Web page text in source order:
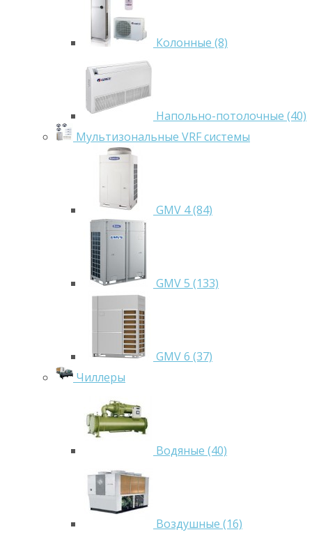
Колонные (8)
Напольно-потолочные (40)
Мультизональные VRF системы
GMV 4 (84)
GMV 5 (133)
GMV 6 (37)
Чиллеры
Водяные (40)
Воздушные (16)